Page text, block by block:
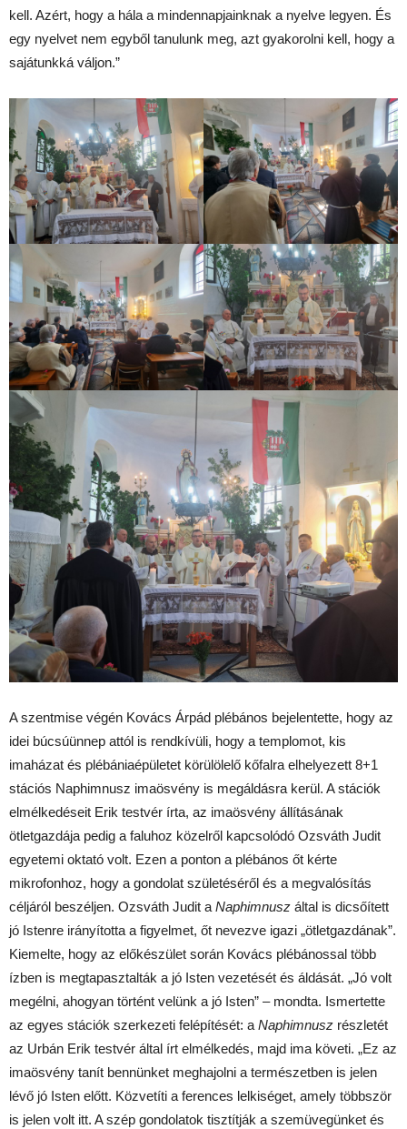
kell. Azért, hogy a hála a mindennapjainknak a nyelve legyen. És
egy nyelvet nem egyből tanulunk meg, azt gyakorolni kell, hogy a
sajátunkká váljon.”
A szentmise végén Kovács Árpád plébános bejelentette, hogy az
idei búcsúünnep attól is rendkívüli, hogy a templomot, kis
imaházat és plébániaépületet körülölelő kőfalra elhelyezett 8+1
stációs Naphimnusz imaösvény is megáldásra kerül. A stációk
elmélkedéseit Erik testvér írta, az imaösvény állításának
ötletgazdája pedig a faluhoz közelről kapcsolódó Ozsváth Judit
egyetemi oktató volt. Ezen a ponton a plébános őt kérte
mikrofonhoz, hogy a gondolat születéséről és a megvalósítás
céljáról beszéljen. Ozsváth Judit a Naphimnusz által is dicsőített
jó Istenre irányította a figyelmet, őt nevezve igazi „ötletgazdának”.
Kiemelte, hogy az előkészület során Kovács plébánossal több
ízben is megtapasztalták a jó Isten vezetését és áldását. „Jó volt
megélni, ahogyan történt velünk a jó Isten” – mondta. Ismertette
az egyes stációk szerkezeti felépítését: a Naphimnusz részletét
az Urbán Erik testvér által írt elmélkedés, majd ima követi. „Ez az
imaösvény tanít bennünket meghajolni a természetben is jelen
lévő jó Isten előtt. Közvetíti a ferences lelkiséget, amely többször
is jelen volt itt. A szép gondolatok tisztítják a szemüvegünket és